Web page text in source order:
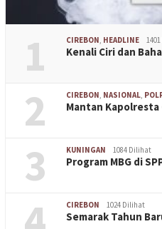
1 CIREBON HEADLINE
Kenali Ciri dan
2 CIREBON NASIONAL
Mantan
3 KUNINGAN 1084 Dilihat
Program MBG di
CIREBON 1024 Dilihat
Semarak Tahun